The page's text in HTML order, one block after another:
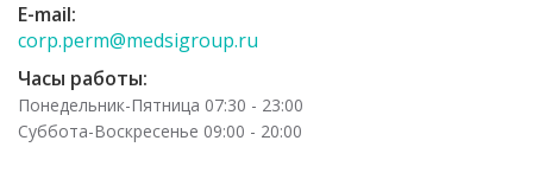
E-mail:
corp.perm@medsigroup.ru
Часы работы:
Понедельник-Пятница 07:30 - 23:00
Суббота-Воскресенье 09:00 - 20:00